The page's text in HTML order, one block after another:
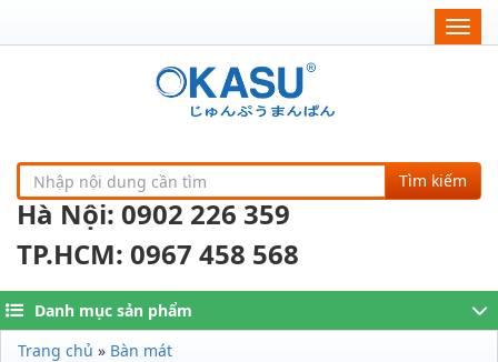
Tìm kiếm
Hà Nội: 0902 226 359
TP.HCM: 0967 458 568
Danh mục sản phẩm
Trang chủ » Bàn mát